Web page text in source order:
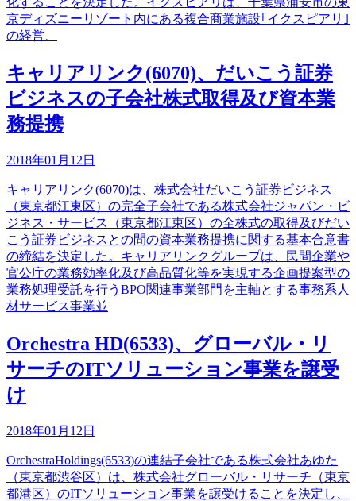
京ディズニーリゾート内にある複合商業施設｢イクスピアリ｣
の経営、
キャリアリンク(6070)、だいこう証券
ビジネスの子会社株式取得及び資本業
務提携
2018年01月12日
キャリアリンク(6070)は、株式会社だいこう証券ビジネス
（東京都江東区）の完全子会社である株式会社ジャパン・ビ
ジネス・サービス（東京都江東区）の全株式の取得及びだい
こう証券ビジネスとの間の資本業務提携に関する基本合意書
の締結を決定した。キャリアリンクグループは、民間企業や
官公庁の業務効率化及び高品質化等を実現する企画提案型の
業務処理受託を行うBPO関連事業部門を主軸とする事務系人
材サービス事業並
Orchestra HD(6533)、グローバル・リ
サーチのITソリューション事業を譲受
け
2018年01月12日
OrchestraHoldings(6533)の連結子会社である株式会社あゆた
（東京都渋谷区）は、株式会社グローバル・リサーチ（東京
都港区）のITソリューション事業を譲受けることを決定し、